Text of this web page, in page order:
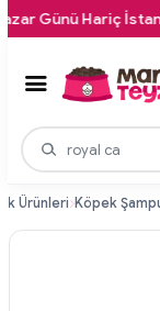
Hariç İstanbul
Ürünleri Köpek